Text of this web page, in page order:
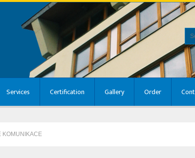
Services Certification Gallery Order
KOMUNIKACE